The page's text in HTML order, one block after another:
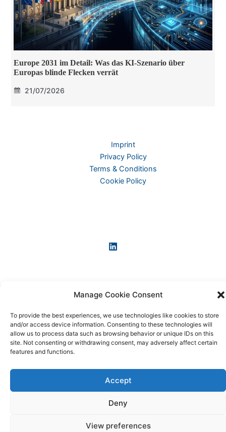
Manage Cookie Consent
To provide the best experiences, we use technologies like cookies to store
and/or access device information. Consenting to these technologies will
allow us to process data such as browsing behavior or unique IDs on this
site. Not consenting or withdrawing consent, may adversely affect certain
features and functions.
Accept
Deny
View preferences
Europe 2031 im Detail: Was das KI-Szenario über
Europas blinde Flecken verrät
21/07/2026
Imprint
Privacy Policy
Terms & Conditions
Cookie Policy
Copyright © 2026 KI-News und KI-Agenten: einfach und
praxisnah erklärt